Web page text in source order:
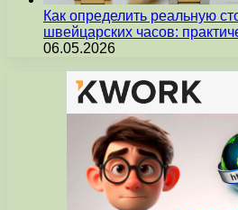
Как определить реальную
швейцарских часов:
06.05.2026